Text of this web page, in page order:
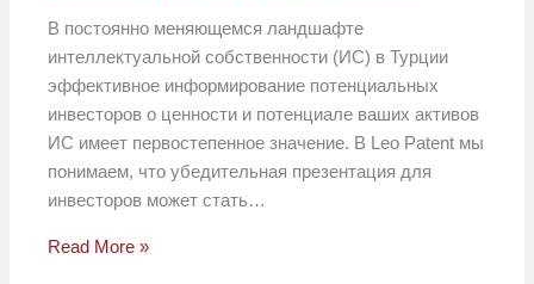
В постоянно меняющемся ландшафте
интеллектуальной собственности (ИС) в Турции
эффективное информирование потенциальных
инвесторов о ценности и потенциале ваших активов
ИС имеет первостепенное значение. В Leo Patent мы
понимаем, что убедительная презентация для
инвесторов может стать…
Read More »